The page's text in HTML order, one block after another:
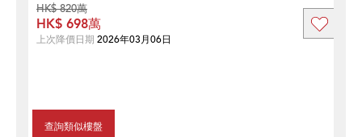
查詢類似樓盤
HK$ 820萬
HK$ 698萬
上次降價日期 2026年03月06日